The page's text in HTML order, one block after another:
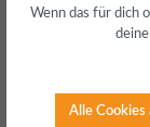
EA4 x 2 x 32/
Wenn das für dich
Alle Cookies